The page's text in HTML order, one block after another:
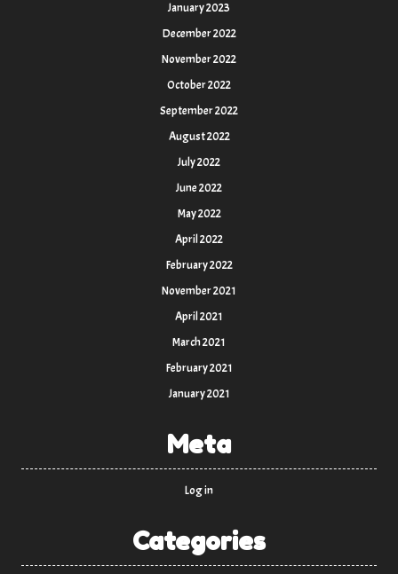
January 2023
December 2022
November 2022
October 2022
September 2022
August 2022
July 2022
June 2022
May 2022
April 2022
February 2022
November 2021
April 2021
March 2021
February 2021
January 2021
Meta
Log in
Categories